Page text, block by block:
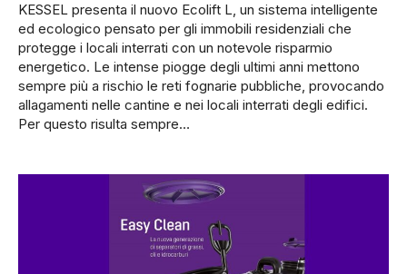
KESSEL presenta il nuovo Ecolift L, un sistema intelligente
ed ecologico pensato per gli immobili residenziali che
protegge i locali interrati con un notevole risparmio
energetico. Le intense piogge degli ultimi anni mettono
sempre più a rischio le reti fognarie pubbliche, provocando
allagamenti nelle cantine e nei locali interrati degli edifici.
Per questo risulta sempre…